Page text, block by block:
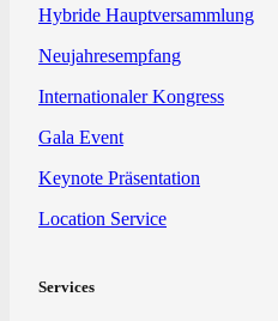
Hybride Hauptversammlung
Neujahresempfang
Internationaler Kongress
Gala Event
Keynote Präsentation
Location Service
Services